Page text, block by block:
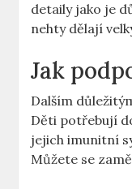
detaily jako je
nehty dělají
Jak
Dalším
Děti potřebují
jejich imunitní
Můžete se